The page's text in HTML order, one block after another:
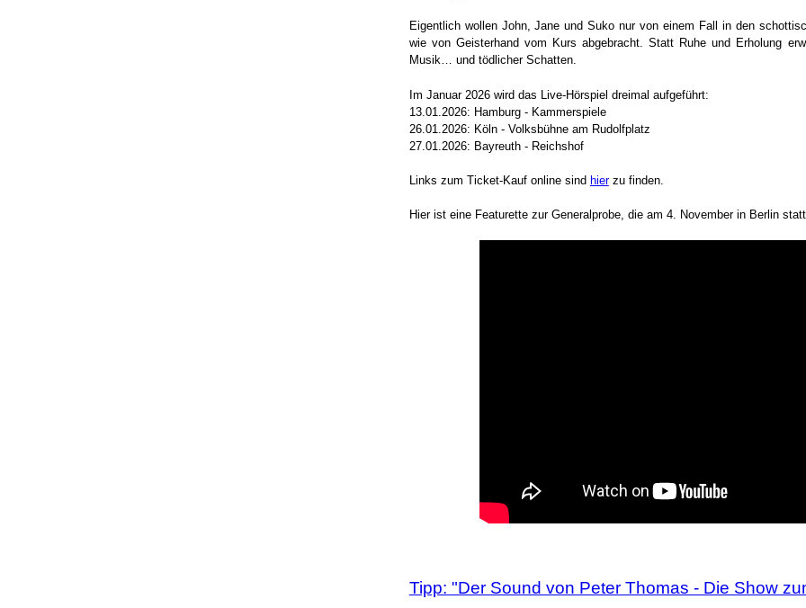
Eigentlich wollen John, Jane und Suko nur von einem Fall in den
wie von Geisterhand vom Kurs abgebracht. Statt Ruhe und Erholung
Musik… und tödlicher Schatten.
Im Januar 2026 wird das Live-Hörspiel dreimal aufgeführt:
13.01.2026: Hamburg - Kammerspiele
26.01.2026: Köln - Volksbühne am Rudolfplatz
27.01.2026: Bayreuth - Reichshof
Links zum Ticket-Kauf online sind hierzu finden.
Hier ist eine Featurette zur Generalprobe, die am 4. November in Berlin
Tipp: "Der Sound von Peter Thomas - Die Show